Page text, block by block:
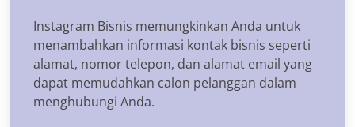
Instagram Bisnis memungkinkan Anda untuk
menambahkan informasi kontak bisnis seperti
alamat, nomor telepon, dan alamat email yang
dapat memudahkan calon pelanggan dalam
menghubungi Anda.